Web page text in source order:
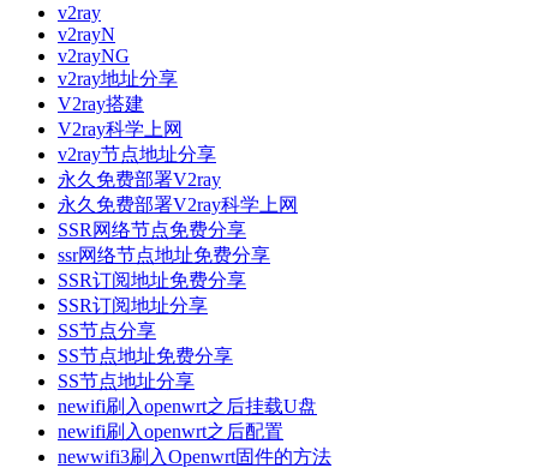
v2ray
v2rayN
v2rayNG
v2ray地址分享
V2ray搭建
V2ray科学上网
v2ray节点地址分享
永久免费部署V2ray
永久免费部署V2ray科学上网
SSR网络节点免费分享
ssr网络节点地址免费分享
SSR订阅地址免费分享
SSR订阅地址分享
SS节点分享
SS节点地址免费分享
SS节点地址分享
newifi刷入openwrt之后挂载U盘
newifi刷入openwrt之后配置
newwifi3刷入Openwrt固件的方法